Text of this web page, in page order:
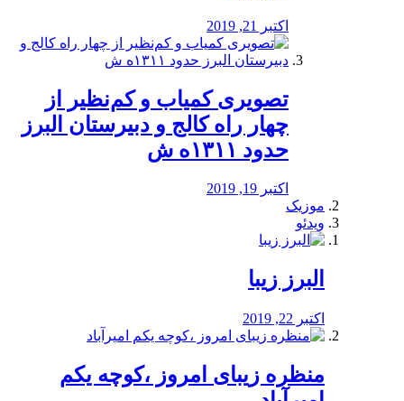
اکتبر 21, 2019
️تصویری کمیاب و کم‌نظیر از
چهار راه كالج و دبيرستان البرز
حدود ۱۳۱۱ه ش
اکتبر 19, 2019
موزیک
ویدئو
البرز زیبا
اکتبر 22, 2019
منظره‌‌ زیبای امروز ،کوچه یکم